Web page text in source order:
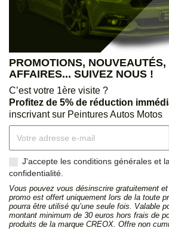
PROMOTIONS,
AFFAIRES... SUIVEZ NOUS !
C’est votre 1ère visite ?
Profitez de 5% de réduction
inscrivant sur Peintures Autos Motos
J'accepte les conditions générales et
confidentialité.
Vous pouvez vous désinscrire gratuitement
promo est offert uniquement lors de la toute
pourra être utilisé qu’une seule fois. Valable
montant minimum de 30 euros hors frais de
produits de la marque CREOX. Offre non